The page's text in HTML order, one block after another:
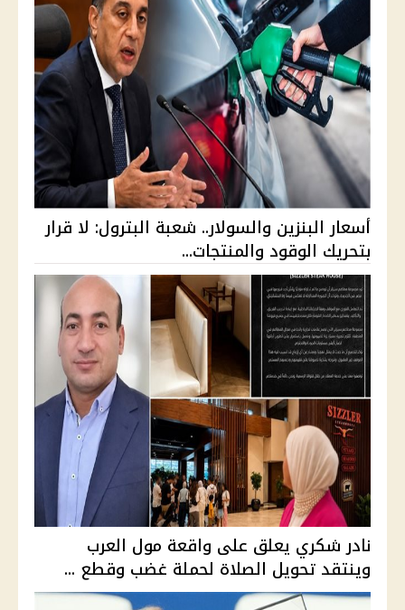
أسعار البنزين والسولار.. شعبة البترول: لا قرار
بتحريك الوقود والمنتجات...
نادر شكري يعلق على واقعة مول العرب
وينتقد تحويل الصلاة لحملة غضب وقطع ...